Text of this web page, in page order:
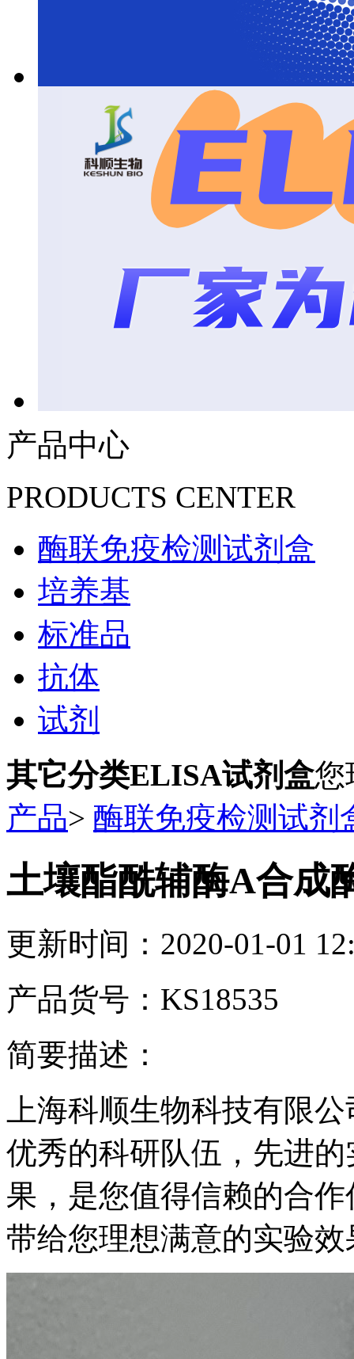
产品中心
PRODUCTS CENTER
酶联免疫检测试剂盒
培养基
标准品
抗体
试剂
其它分类ELISA试剂盒您
产品> 酶联免疫检测试剂
土壤酯酰辅酶A合成
更新时间：2020-01-01
产品货号：KS18535
简要描述：
上海科顺生物科技有限
优秀的科研队伍，先进
果，是您值得信赖的合
带给您理想满意的实验效